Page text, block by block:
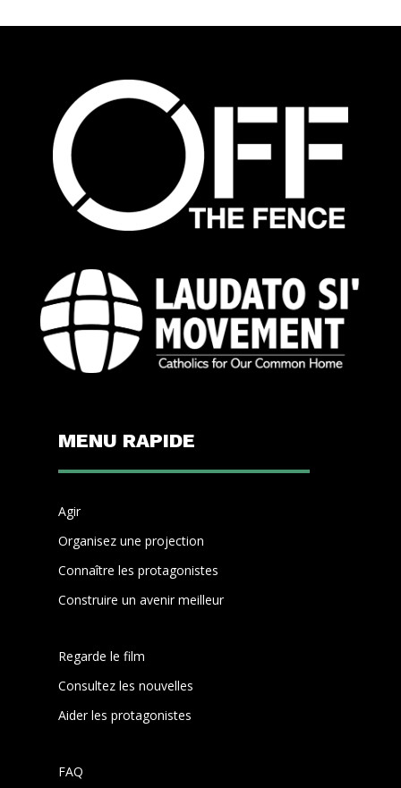
MENU RAPIDE
Agir
Organisez une projection
Connaître les protagonistes
Construire un avenir meilleur
Regarde le film
Consultez les nouvelles
Aider les protagonistes
FAQ